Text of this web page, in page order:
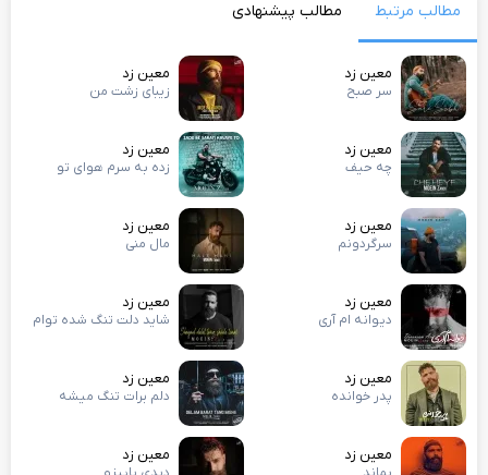
مطالب مرتبط مطالب پیشنهادی
معین زد
سر صبح
معین زد
زیبای زشت من
معین زد
چه حیف
معین زد
زده به سرم هوای تو
معین زد
سرگردونم
معین زد
مال منی
معین زد
دیوانه ام آری
معین زد
شاید دلت تنگ شده توام
معین زد
پدر خوانده
معین زد
دلم برات تنگ میشه
معین زد معین زد